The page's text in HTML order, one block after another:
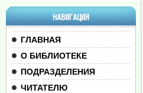
НАВИГАЦИЯ
ГЛАВНАЯ
О БИБЛИОТЕКЕ
ПОДРАЗДЕЛЕНИЯ
ЧИТАТЕЛЮ